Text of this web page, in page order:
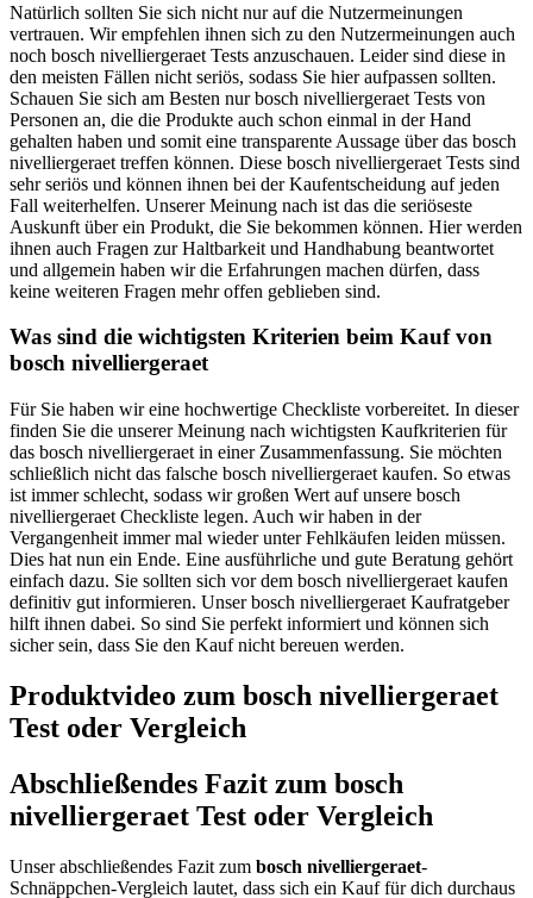
Natürlich sollten Sie sich nicht nur auf die Nutzermeinungen
vertrauen. Wir empfehlen ihnen sich zu den Nutzermeinungen auch
noch bosch nivelliergeraet Tests anzuschauen. Leider sind diese in
den meisten Fällen nicht seriös, sodass Sie hier aufpassen sollten.
Schauen Sie sich am Besten nur bosch nivelliergeraet Tests von
Personen an, die die Produkte auch schon einmal in der Hand
gehalten haben und somit eine transparente Aussage über das bosch
nivelliergeraet treffen können. Diese bosch nivelliergeraet Tests sind
sehr seriös und können ihnen bei der Kaufentscheidung auf jeden
Fall weiterhelfen. Unserer Meinung nach ist das die seriöseste
Auskunft über ein Produkt, die Sie bekommen können. Hier werden
ihnen auch Fragen zur Haltbarkeit und Handhabung beantwortet
und allgemein haben wir die Erfahrungen machen dürfen, dass
keine weiteren Fragen mehr offen geblieben sind.
Was sind die wichtigsten Kriterien beim Kauf von
bosch nivelliergeraet
Für Sie haben wir eine hochwertige Checkliste vorbereitet. In dieser
finden Sie die unserer Meinung nach wichtigsten Kaufkriterien für
das bosch nivelliergeraet in einer Zusammenfassung. Sie möchten
schließlich nicht das falsche bosch nivelliergeraet kaufen. So etwas
ist immer schlecht, sodass wir großen Wert auf unsere bosch
nivelliergeraet Checkliste legen. Auch wir haben in der
Vergangenheit immer mal wieder unter Fehlkäufen leiden müssen.
Dies hat nun ein Ende. Eine ausführliche und gute Beratung gehört
einfach dazu. Sie sollten sich vor dem bosch nivelliergeraet kaufen
definitiv gut informieren. Unser bosch nivelliergeraet Kaufratgeber
hilft ihnen dabei. So sind Sie perfekt informiert und können sich
sicher sein, dass Sie den Kauf nicht bereuen werden.
Produktvideo zum bosch nivelliergeraet
Test oder Vergleich
Abschließendes Fazit zum bosch
nivelliergeraet Test oder Vergleich
Unser abschließendes Fazit zum bosch nivelliergeraet-
Schnäppchen-Vergleich lautet, dass sich ein Kauf für dich durchaus